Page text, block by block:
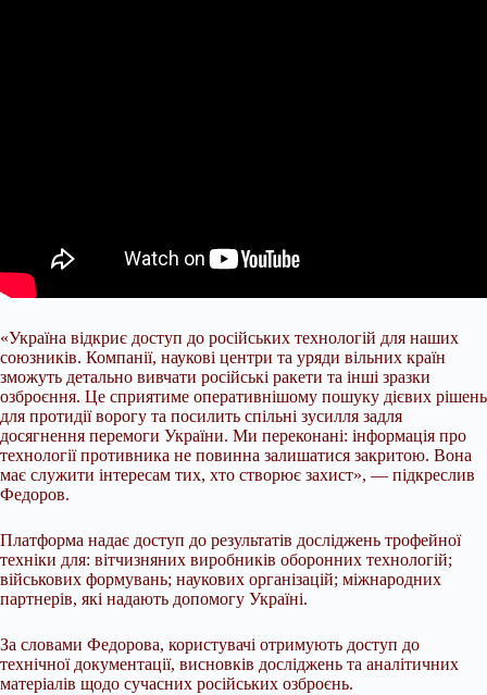
«Україна відкриє доступ до російських технологій для наших
союзників. Компанії, наукові центри та уряди вільних країн
зможуть детально вивчати російські ракети та інші зразки
озброєння. Це сприятиме оперативнішому пошуку дієвих рішень
для протидії ворогу та посилить спільні зусилля задля
досягнення перемоги України. Ми переконані: інформація про
технології противника не повинна залишатися закритою. Вона
має служити інтересам тих, хто створює захист», — підкреслив
Федоров.
Платформа надає доступ до результатів досліджень трофейної
техніки для: вітчизняних виробників оборонних технологій;
військових формувань; наукових організацій; міжнародних
партнерів, які надають допомогу Україні.
За словами Федорова, користувачі отримують доступ до
технічної документації, висновків досліджень та аналітичних
матеріалів щодо сучасних російських озброєнь.